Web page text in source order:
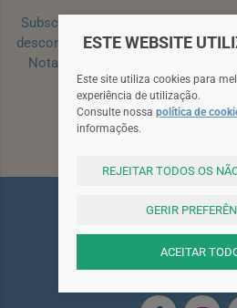
Subscreva a nossa newsletter e
desconto para a sua próxima
Nota: Para receber o cupão
site!
Siga-nos
ESTE WEBSITE
Este site utiliza cookies para
experiência de utilização.
Consulte nossa política de
informações.
REJEITAR TODOS OS
GERIR
ACEITAR